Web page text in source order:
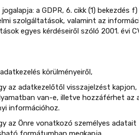
a GDPR, 6. cikk (1) bekezdés
szolgáltatások, valamint az
egyes kérdéseiről szóló 2001. évi
körülményeiről,
az adatkezelőtől visszajelzést kapjon,
van-e, illetve hozzáférhet az
információhoz.
az Önre vonatkozó személyes